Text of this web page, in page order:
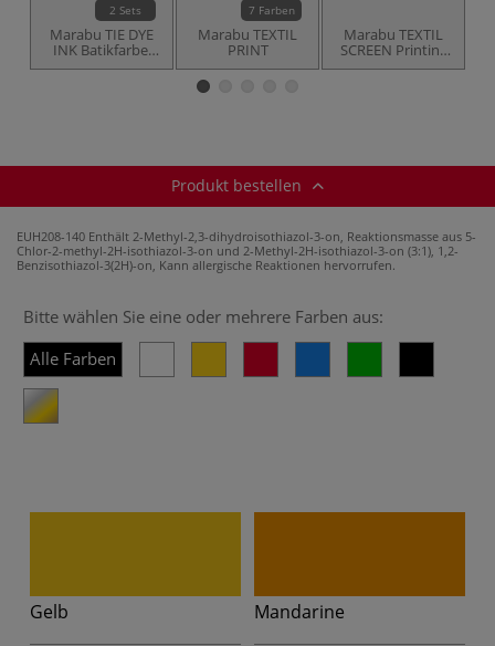
2 Sets
Marabu TIE DYE
INK Batikfarbe,
Sets
7 Farben
Marabu TEXTIL
PRINT
Marabu TEXTIL
SCREEN Printing
Set
Produkt bestellen
EUH208-140 Enthält 2-Methyl-2,3-dihydroisothiazol-3-on, Reaktionsmasse aus 5-
Chlor-2-methyl-2H-isothiazol-3-on und 2-Methyl-2H-isothiazol-3-on (3:1), 1,2-
Benzisothiazol-3(2H)-on, Kann allergische Reaktionen hervorrufen.
Bitte wählen Sie eine oder mehrere Farben aus:
Alle Farben
Gelb Mandarine